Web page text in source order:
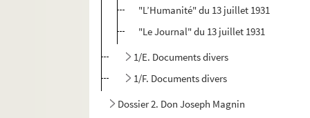
"L’Humanité" du 13 juillet 1931
"Le Journal" du 13 juillet 1931
1/E. Documents divers
1/F. Documents divers
Dossier 2. Don Joseph Magnin